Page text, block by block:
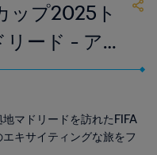
ップ2025ト
ード - アト
マドリードを訪れたFIFA
キサイティングな旅をフ